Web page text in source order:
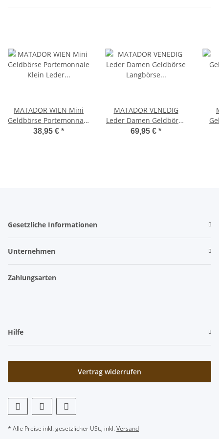
MATADOR WIEN Mini
Geldbörse Portemonnaie
Klein Leder RFID TüV
38,95 € *
MATADOR VENEDIG
Leder Damen Geldbörse
Langbörse RFID 18
69,95 € *
Gesetzliche Informationen
Unternehmen
Zahlungsarten
Hilfe
Vertrag widerrufen
* Alle Preise inkl. gesetzlicher USt., inkl.Versand